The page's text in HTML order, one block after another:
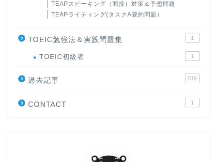
TEAPスピーキング（面接）対策＆予想問題
TEAPライティング(タスクA要約問題）
TOEIC勉強法＆実践問題集 1
TOEIC初級者 1
過去記事 519
CONTACT 1
大学入試英語対策講座